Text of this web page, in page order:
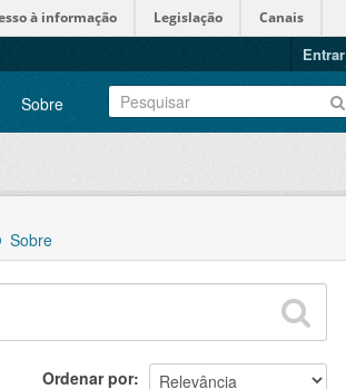
à informação Legislação Canais
Entrar
Sobre
Sobre
Ordenar por